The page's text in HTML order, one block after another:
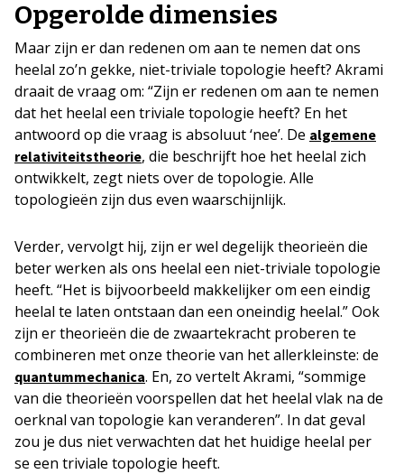
Opgerolde dimensies
Maar zijn er dan redenen om aan te nemen dat ons
heelal zo’n gekke, niet-triviale topologie heeft? Akrami
draait de vraag om: “Zijn er redenen om aan te nemen
dat het heelal een triviale topologie heeft? En het
antwoord op die vraag is absoluut ‘nee’. De algemene
relativiteitstheorie, die beschrijft hoe het heelal zich
ontwikkelt, zegt niets over de topologie. Alle
topologieën zijn dus even waarschijnlijk.
Verder, vervolgt hij, zijn er wel degelijk theorieën die
beter werken als ons heelal een niet-triviale topologie
heeft. “Het is bijvoorbeeld makkelijker om een eindig
heelal te laten ontstaan dan een oneindig heelal.” Ook
zijn er theorieën die de zwaartekracht proberen te
combineren met onze theorie van het allerkleinste: de
quantummechanica. En, zo vertelt Akrami, “sommige
van die theorieën voorspellen dat het heelal vlak na de
oerknal van topologie kan veranderen”. In dat geval
zou je dus niet verwachten dat het huidige heelal per
se een triviale topologie heeft.